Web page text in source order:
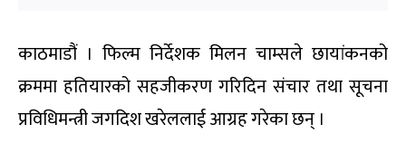
काठमाडौं । फिल्म निर्देशक मिलन चाम्सले छायांकनको
क्रममा हतियारको सहजीकरण गरिदिन संचार तथा सूचना
प्रविधिमन्त्री जगदिश खरेललाई आग्रह गरेका छन् ।